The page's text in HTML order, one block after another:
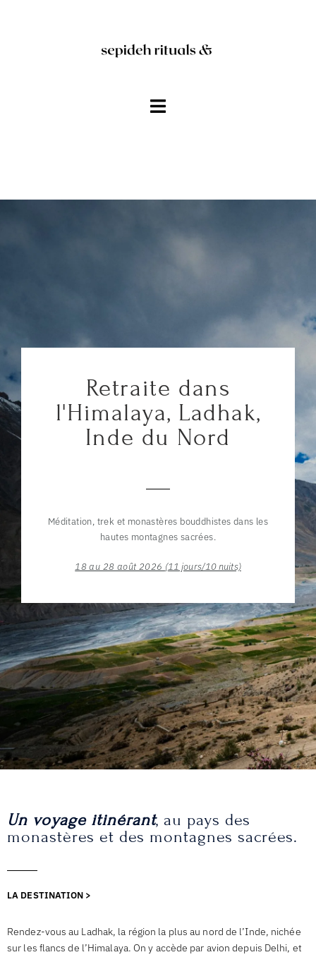
Retraite dans
l'Himalaya, Ladhak,
Inde du Nord
Méditation, trek et monastères bouddhistes dans les
hautes montagnes sacrées.
18 au 28 août 2026 (11 jours/10 nuits)
Un voyage itinérant, au pays des
monastères et des montagnes sacrées.
LA DESTINATION >
Rendez-vous au Ladhak, la région la plus au nord de l’Inde, nichée
sur les flancs de l’Himalaya. On y accède par avion depuis Delhi, et